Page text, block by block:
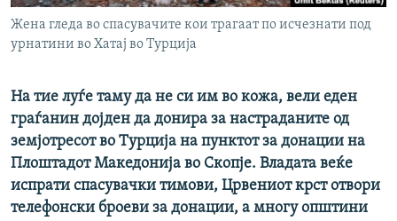
Жена гледа во спасувачите кои трагаат по исчезнати под
урнатини во Хатај во Турција
На тие луѓе таму да не си им во кожа, вели еден
граѓанин дојден да донира за настраданите од
земјотресот во Турција на пунктот за донации на
Плоштадот Македонија во Скопје. Владата веќе
испрати спасувачки тимови, Црвениот крст отвори
телефонски броеви за донации, а многу општини